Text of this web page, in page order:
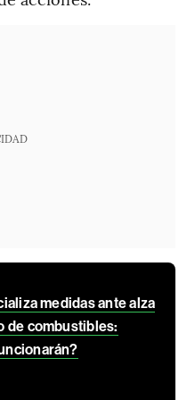
medidas ante alza
de combustibles: